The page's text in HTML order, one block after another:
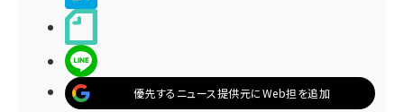
優先するニュース提供元にWeb担を追加